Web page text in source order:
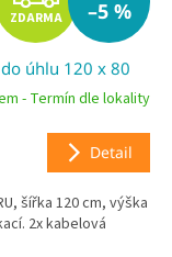
D
A
R
M
A
ZDARMA –5 %
úhlu 120 x 80
- Termín dle lokality
Detail
šířka 120 cm, výška
2x kabelová